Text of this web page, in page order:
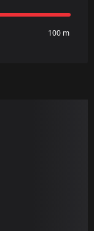
100 m